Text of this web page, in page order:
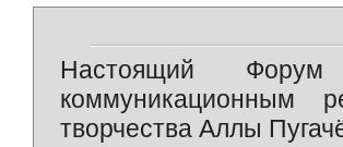
Настоящий Форум
коммуникационным
творчества Аллы